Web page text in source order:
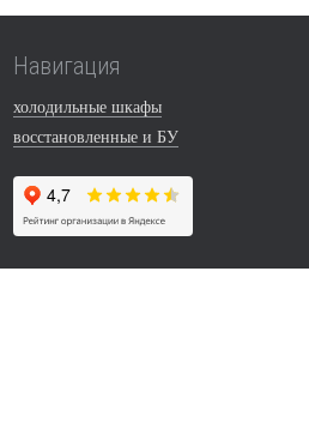
Навигация
холодильные шкафы
восстановленные и БУ